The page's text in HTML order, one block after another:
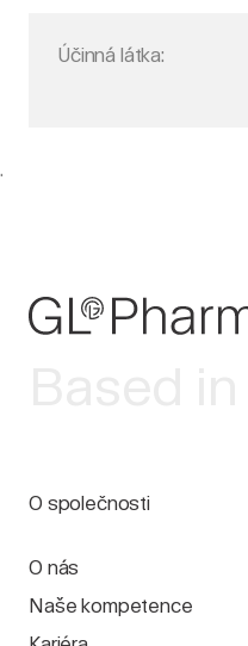
Účinná látka:
.
O společnosti
O nás
Naše kompetence